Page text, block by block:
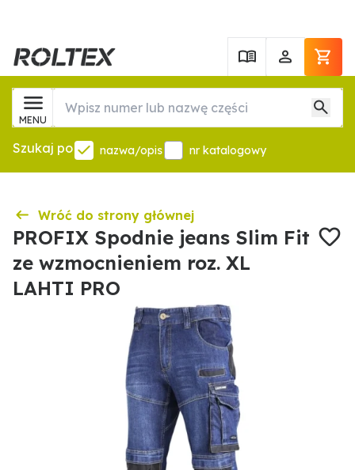
MENU
Szukaj po nazwa/opis nr katalogowy
Wróć do strony głównej
PROFIX Spodnie jeans Slim Fit
ze wzmocnieniem roz. XL
LAHTI PRO